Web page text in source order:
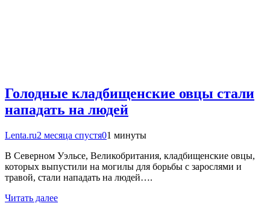
Голодные кладбищенские овцы стали
нападать на людей
Lenta.ru2 месяца спустя01 минуты
В Северном Уэльсе, Великобритания, кладбищенские овцы,
которых выпустили на могилы для борьбы с зарослями и
травой, стали нападать на людей….
Читать далее